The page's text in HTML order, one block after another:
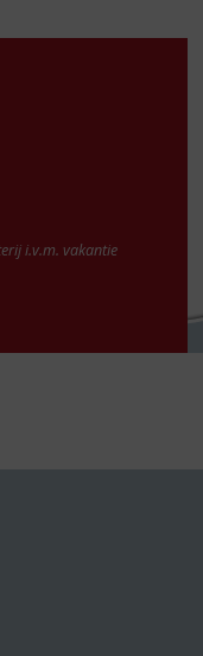
i.v.m. vakantie